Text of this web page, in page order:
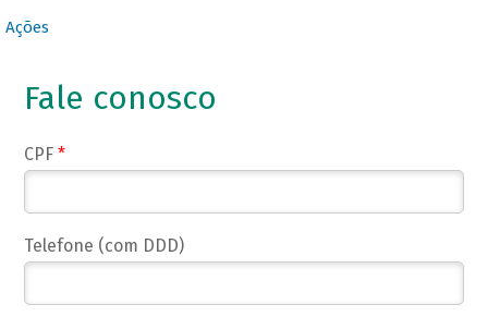
Ações
Fale conosco
CPF*
Telefone (com DDD)